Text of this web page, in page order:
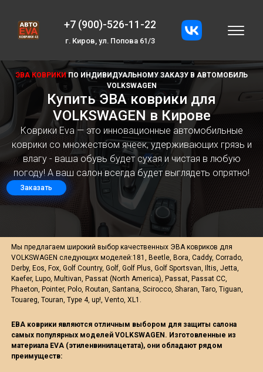
+7 (900)-526-11-22
г. Киров, ул. Попова 61/3
ЭВА КОВРИКИПО ИНДИВИДУАЛЬНОМУ ЗАКАЗУ В АВТОМОБИЛЬ
VOLKSWAGEN
Купить ЭВА коврики для
VOLKSWAGEN в Кирове
Коврики Eva — это инновационные автомобильные
коврики со множеством ячеек, удерживающих грязь и
влагу - ваша обувь будет сухая и чистая в любую
погоду! А ваш салон всегда будет выглядеть опрятно!
Заказать
Мы предлагаем широкий выбор качественных ЭВА ковриков для
VOLKSWAGEN следующих моделей:181, Beetle, Bora, Caddy, Corrado,
Derby, Eos, Fox, Golf Country, Golf, Golf Plus, Golf Sportsvan, Iltis, Jetta,
Kaefer, Lupo, Multivan, Passat (North America), Passat, Passat CC,
Phaeton, Pointer, Polo, Routan, Santana, Scirocco, Sharan, Taro, Tiguan,
Touareg, Touran, Type 4, up!, Vento, XL1.
ЕВА коврики являются отличным выбором для защиты салона
самых популярных моделей VOLKSWAGEN. Изготовленные из
материала EVA (этиленвинилацетата), они обладают рядом
преимуществ: